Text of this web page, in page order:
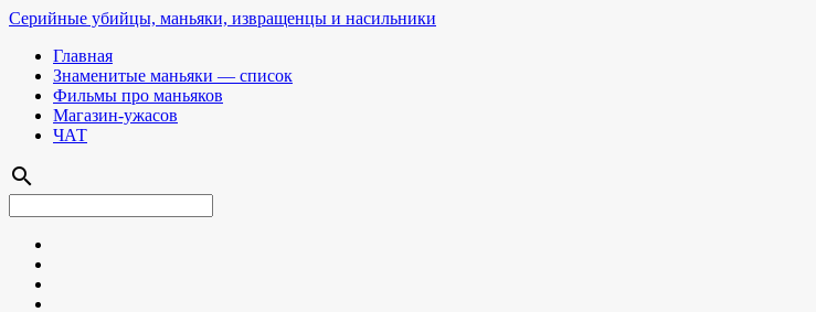
Серийные убийцы, маньяки, извращенцы и насильники
Главная
Знаменитые маньяки — список
Фильмы про маньяков
Магазин-ужасов
ЧАТ
search